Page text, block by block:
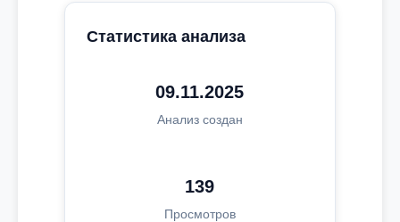
Статистика анализа
09.11.2025
Анализ создан
139
Просмотров